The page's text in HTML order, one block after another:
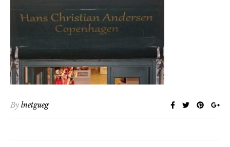
By lnetgueg